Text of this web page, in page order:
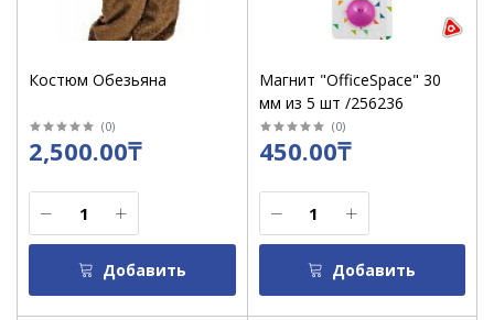
Костюм Обезьяна
(0)
2,500.00₸
Добавить
Магнит "OfficeSpace" 30
мм из 5 шт /256236
(0)
450.00₸
Добавить